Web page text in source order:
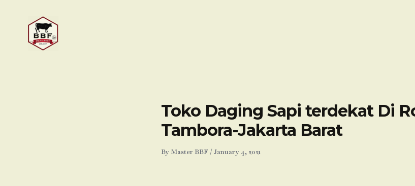
Toko Daging Sapi terdekat Di
Tambora-Jakarta Barat
By Master BBF /January 4, 2021